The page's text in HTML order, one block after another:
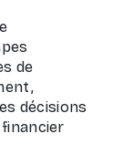
de
décisions